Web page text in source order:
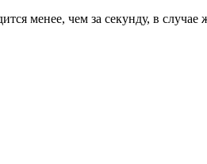
менее, чем за секунду, в